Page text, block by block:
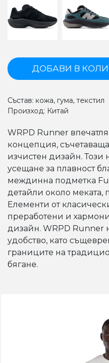
ДОБАВИ В
Състав: кожа, гума, текстил
Произход: Китай
WRPD Runner
концепция,
изчистен дизайн. Този
усещане за плавност
междинна подметка
детайли около меката,
Елементи от
преработени и
дизайн. WRPD Runner
удобство, като
границите на
бягане.